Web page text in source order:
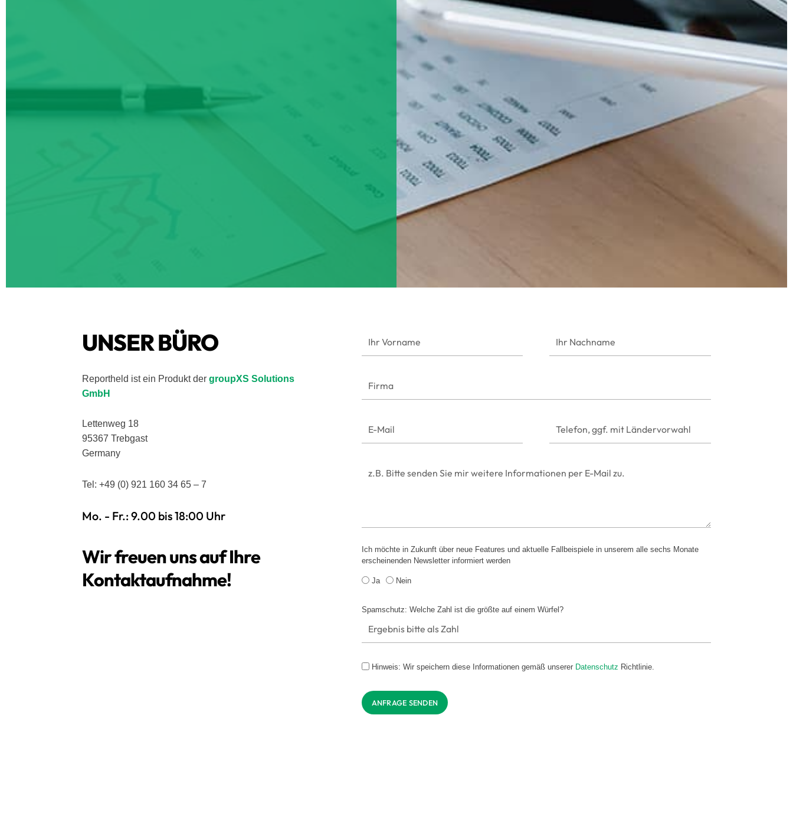
UNSER BÜRO
Reportheld ist ein Produkt der groupXS Solutions
GmbH
Lettenweg 18
95367 Trebgast
Germany
Tel: +49 (0) 921 160 34 65 – 7
Mo. - Fr.: 9.00 bis 18:00 Uhr
Wir freuen uns auf Ihre
Kontaktaufnahme!
Ich möchte in Zukunft über neue Features und aktuelle Fallbeispiele in unserem alle sechs Monate
erscheinenden Newsletter informiert werden
Ja Nein
Spamschutz: Welche Zahl ist die größte auf einem Würfel?
Hinweis: Wir speichern diese Informationen gemäß unserer Datenschutz Richtlinie.
ANFRAGE SENDEN